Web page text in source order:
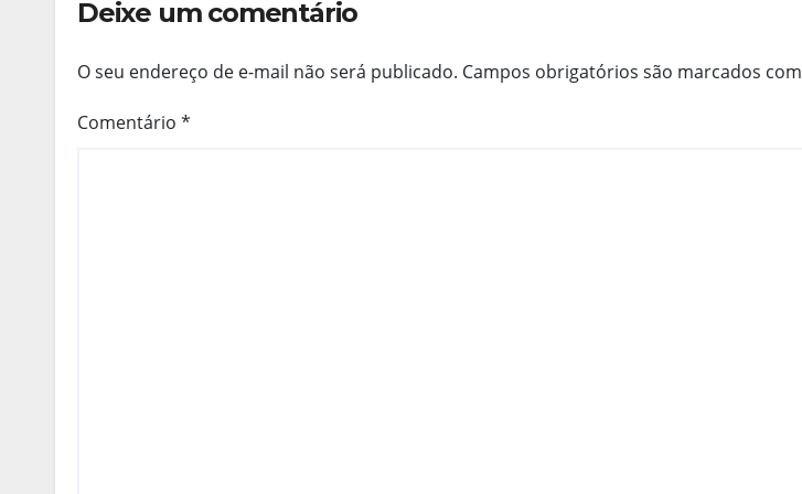
Deixe um comentário
O seu endereço de e-mail não será publicado. Campos obrigatórios são marcados com
Comentário *